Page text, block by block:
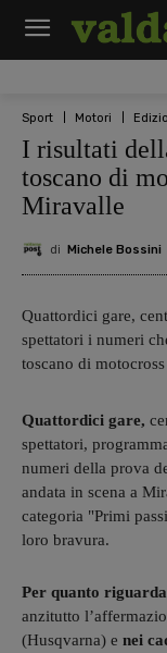
Sport Motori
I risultati
toscano di
Miravalle
di Michele Bossini
Quattordici gare,
spettatori i numeri
toscano di
Quattordici gare,
spettatori,
numeri della prova
andata in scena a
categoria "Primi
loro bravura.
Per quanto
anzitutto
(Husqvarna) e nei